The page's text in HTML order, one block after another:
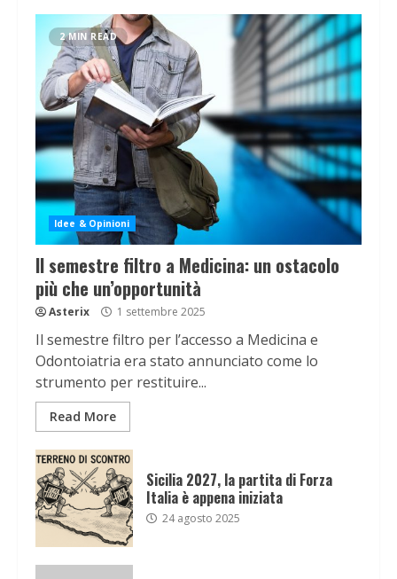
2 MIN READ
Idee & Opinioni
Il semestre filtro a Medicina: un ostacolo
più che un’opportunità
Asterix 1 settembre 2025
Il semestre filtro per l’accesso a Medicina e
Odontoiatria era stato annunciato come lo
strumento per restituire...
Read More
Sicilia 2027, la partita di Forza
Italia è appena iniziata
24 agosto 2025